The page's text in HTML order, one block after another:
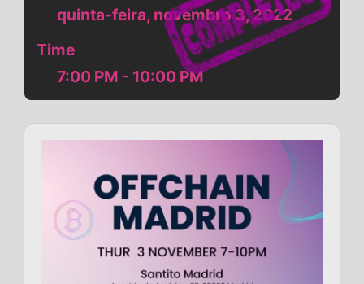
quinta-feira, novembro 3, 2022
Time
7:00 PM - 10:00 PM